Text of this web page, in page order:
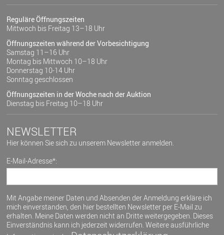
Reguläre Öffnungszeiten
Mittwoch bis Freitag 13–18 Uhr
Öffnungszeiten während der Vorbesichtigung
Samstag 11–16 Uhr
Montag bis Mittwoch 10–18 Uhr
Donnerstag 10-14 Uhr
Sonntag geschlossen
Öffnungszeiten in der Woche nach der Auktion
Dienstag bis Freitag 10–18 Uhr
NEWSLETTER
Hier können Sie sich zu unserem Newsletter anmelden.
E-Mail-Adresse*:
Mit Angabe meiner Daten und Absenden der Anmeldung erkläre ich
mich einverstanden, den hier bestellten Newsletter per E-Mail zu
erhalten. Meine Daten werden nicht an Dritte weitergegeben. Dieses
Einverständnis kann ich jederzeit widerrufen. Weitere ausführliche